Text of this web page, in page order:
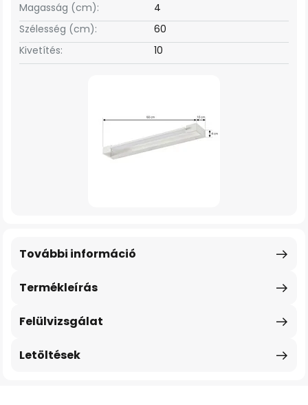
Szélesség (cm): 60
Magasság (cm): 4
Kivetítés: 10
Termékleírás
További információ
Felülvizsgálat
Letöltések